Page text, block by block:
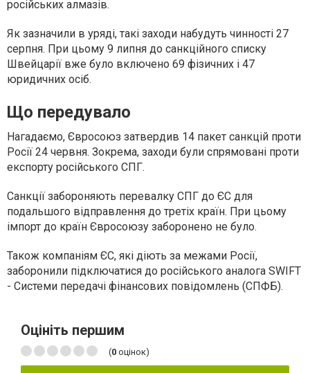
російських алмазів.
Як зазначили в уряді, такі заходи набудуть чинності 27
серпня. При цьому 9 липня до санкційного списку
Швейцарії вже було включено 69 фізичних і 47
юридичних осіб.
Що передувало
Нагадаємо, Євросоюз затвердив 14 пакет санкцій проти
Росії 24 червня. Зокрема, заходи були спрямовані проти
експорту російського СПГ.
Санкції забороняють перевалку СПГ до ЄС для
подальшого відправлення до третіх країн. При цьому
імпорт до країн Євросоюзу заборонено не було.
Також компаніям ЄС, які діють за межами Росії,
заборонили підключатися до російського аналога SWIFT
- Системи передачі фінансових повідомлень (СПФБ).
Оцініть першим
(0 оцінок)